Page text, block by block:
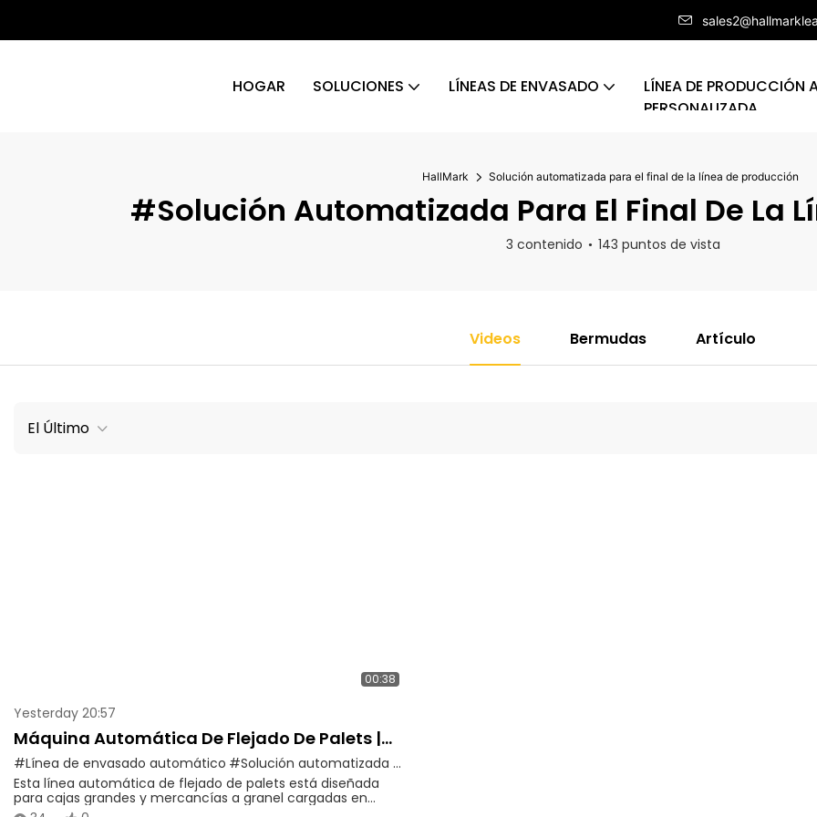
HOGAR SOLUCIONES LÍNEAS DE ENVASADO
LÍNEA DE PRODUCCIÓN
PERSONALIZADA
HallMark Solución automatizada para el final de la línea de producción
#Solución Automatizada Para El Final De La
3 contenido 143 puntos de vista
Videos Bermudas Artículo
El Último
00:38
Yesterday 20:57
Máquina Automática De Flejado De Palets |
Línea De Producción Integrada Para El
Agrupamiento De Palets
#Línea de envasado automático #Solución automatizada para el final de la línea de producción
Esta línea automática de flejado de palets está diseñada
para cajas grandes y mercancías a granel cargadas en
palets de madera, y es aplicable a una amplia gama de